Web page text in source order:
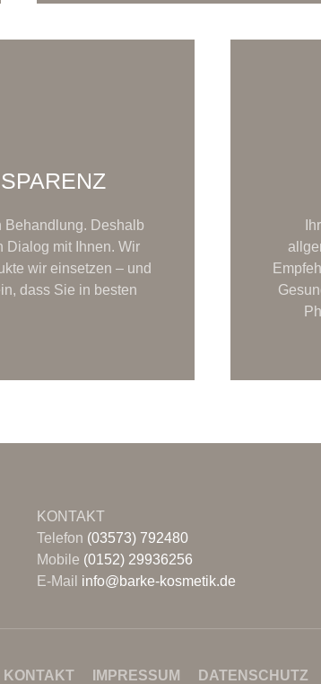
Behandlung. Deshalb
Dialog mit Ihnen. Wir
wir einsetzen – und
dass Sie in besten
KONTAKT
Telefon (03573) 792480
Mobile (0152) 29936256
E-Mail info@barke-kosmetik.de
KONTAKT IMPRESSUM DATENSCHUTZ